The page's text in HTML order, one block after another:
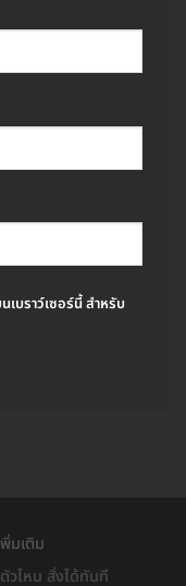
บราว์เซอร์นี้ สำหรับ
มเติม
วไหน สั่งได้ทันที